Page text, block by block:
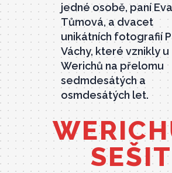
jedné osobě, paní Eva
Tůmová, a dvacet
unikátních fotografií
Váchy, které vznikly u
Werichů na přelomu
sedmdesátých a
osmdesátých let.
SEŠIT